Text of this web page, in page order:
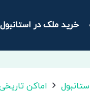
خرید ملک در استانبول
اماکن